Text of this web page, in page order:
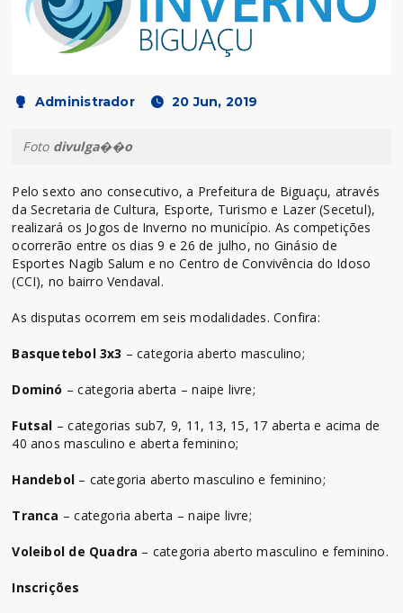
Administrador 20 Jun, 2019
Foto divulga��o
Pelo sexto ano consecutivo, a Prefeitura de Biguaçu, através
da Secretaria de Cultura, Esporte, Turismo e Lazer (Secetul),
realizará os Jogos de Inverno no município. As competições
ocorrerão entre os dias 9 e 26 de julho, no Ginásio de
Esportes Nagib Salum e no Centro de Convivência do Idoso
(CCI), no bairro Vendaval.
As disputas ocorrem em seis modalidades. Confira:
Basquetebol 3x3 – categoria aberto masculino;
Dominó – categoria aberta – naipe livre;
Futsal – categorias sub7, 9, 11, 13, 15, 17 aberta e acima de
40 anos masculino e aberta feminino;
Handebol – categoria aberto masculino e feminino;
Tranca – categoria aberta – naipe livre;
Voleibol de Quadra – categoria aberto masculino e feminino.
Inscrições